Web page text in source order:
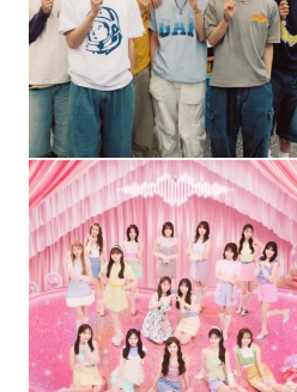
musicjapantv
💡8月特番放送決定！
...
8月 4
1 0